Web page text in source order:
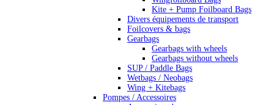
Kite + Pump Foilboard Bags
Divers équipements de transport
Foilcovers & bags
Gearbags
Gearbags with wheels
Gearbags without wheels
SUP / Paddle Bags
Wetbags / Neobags
Wing + Kitebags
Pompes / Accessoires